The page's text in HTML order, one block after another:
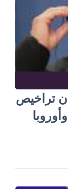
تراخيص